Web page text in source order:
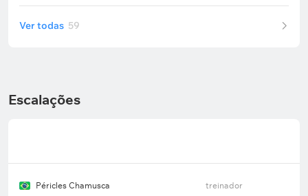
Ver todas 59
Escalações
Péricles Chamusca treinador